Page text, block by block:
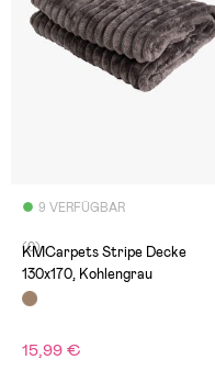
9 VERFÜGBAR
(0)
KMCarpets Stripe Decke
130x170, Kohlengrau
15,99 €